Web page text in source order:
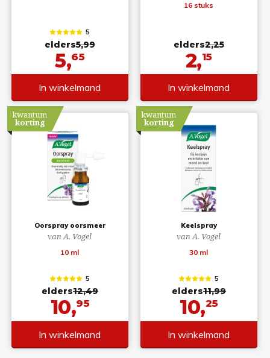
5
elders5,99
5,65
In winkelmand
16 stuks
elders2,25
2,15
In winkelmand
Oorspray oorsmeer
van A. Vogel
10 ml
kwantum
korting
5
elders12,49
10,95
In winkelmand
Keelspray
van A. Vogel
30 ml
kwantum
korting
5
elders11,99
10,25
In winkelmand